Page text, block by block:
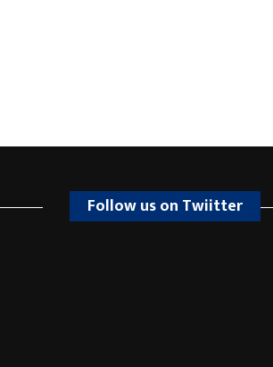
Follow us on Twiitter